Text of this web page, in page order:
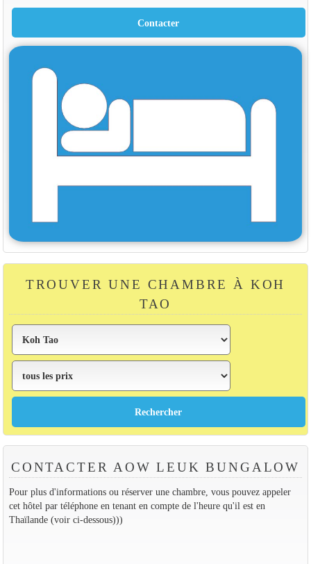
TROUVER UNE CHAMBRE À KOH
TAO
CONTACTER AOW LEUK BUNGALOW
Pour plus d'informations ou réserver une chambre, vous pouvez appeler
cet hôtel par téléphone en tenant en compte de l'heure qu'il est en
Thaïlande (voir ci-dessous)))